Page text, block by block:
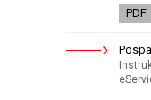
PDF